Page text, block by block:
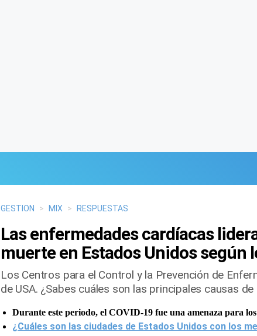
GESTION > MIX > RESPUESTAS
Las enfermedades cardíacas
muerte en Estados Unidos según
Los Centros para el Control y la Prevención de
de USA. ¿Sabes cuáles son las principales causas
Durante este periodo, el COVID-19 fue una amenaza para los
¿Cuáles son las ciudades de Estados Unidos con los